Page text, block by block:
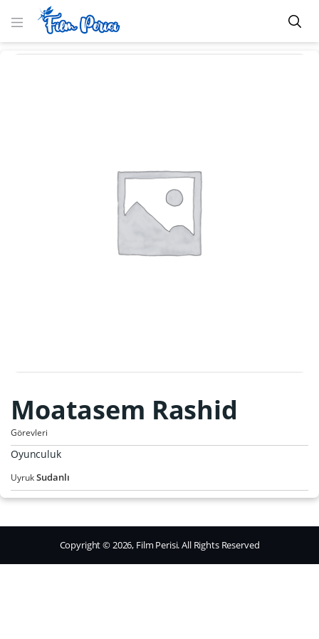
Moatasem Rashid
Görevleri
Oyunculuk
UyrukSudanlı
Copyright © 2026, Film Perisi. All Rights Reserved